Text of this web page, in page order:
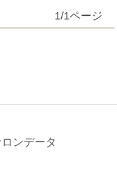
1/1ページ
ンデータ